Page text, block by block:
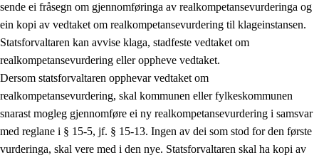
sende ei fråsegn om gjennomføringa av realkompetansevurderinga og
ein kopi av vedtaket om realkompetansevurdering til klageinstansen.
Statsforvaltaren kan avvise klaga, stadfeste vedtaket om
realkompetansevurdering eller oppheve vedtaket.
Dersom statsforvaltaren opphevar vedtaket om
realkompetansevurdering, skal kommunen eller fylkeskommunen
snarast mogleg gjennomføre ei ny realkompetansevurdering i samsvar
med reglane i § 15-5, jf. § 15-13. Ingen av dei som stod for den første
vurderinga, skal vere med i den nye. Statsforvaltaren skal ha kopi av